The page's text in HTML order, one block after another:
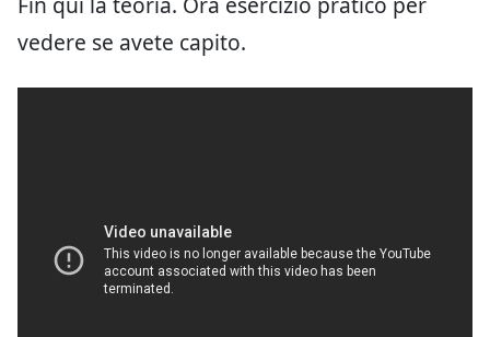
vedere se avete capito.